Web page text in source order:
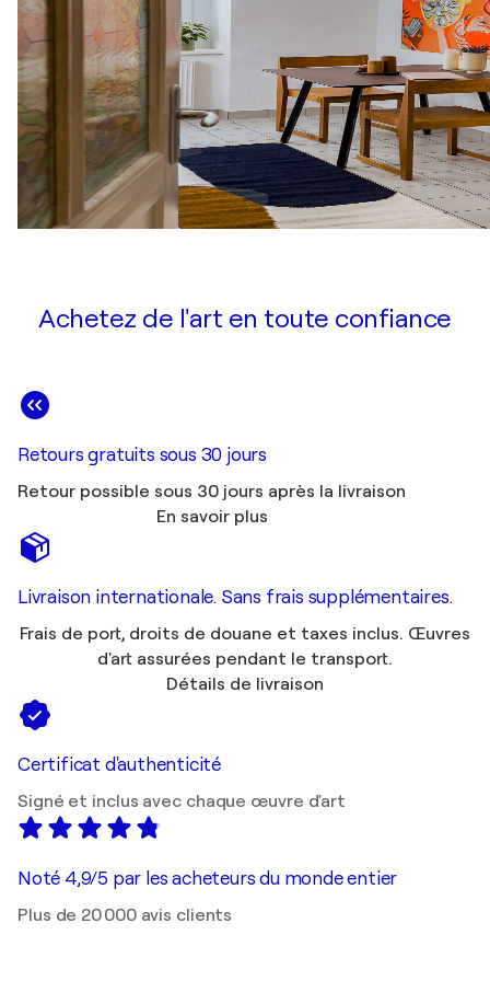
Achetez de l'art en toute confiance
Retours gratuits sous 30 jours
Retour possible sous 30 jours après la livraison
En savoir plus
Livraison internationale. Sans frais supplémentaires.
Frais de port, droits de douane et taxes inclus. Œuvres
d'art assurées pendant le transport.
Détails de livraison
Certificat d'authenticité
Signé et inclus avec chaque œuvre d'art
Noté 4,9/5 par les acheteurs du monde entier
Plus de 20 000 avis clients